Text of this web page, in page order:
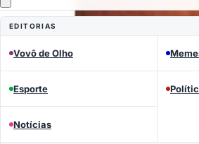
EDITORIAS
Vovô de Olho
Esporte
Notícias